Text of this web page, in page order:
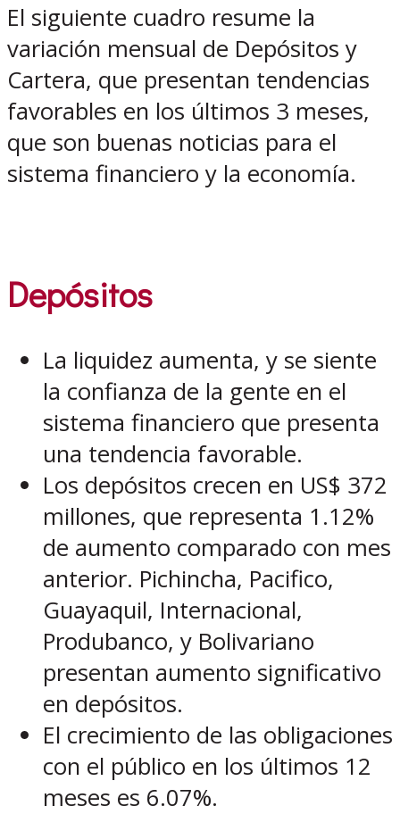
El siguiente cuadro resume la
variación mensual de Depósitos y
Cartera, que presentan tendencias
favorables en los últimos 3 meses,
que son buenas noticias para el
sistema financiero y la economía.
Depósitos
La liquidez aumenta, y se siente
la confianza de la gente en el
sistema financiero que presenta
una tendencia favorable.
Los depósitos crecen en US$ 372
millones, que representa 1.12%
de aumento comparado con mes
anterior. Pichincha, Pacifico,
Guayaquil, Internacional,
Produbanco, y Bolivariano
presentan aumento significativo
en depósitos.
El crecimiento de las obligaciones
con el público en los últimos 12
meses es 6.07%.